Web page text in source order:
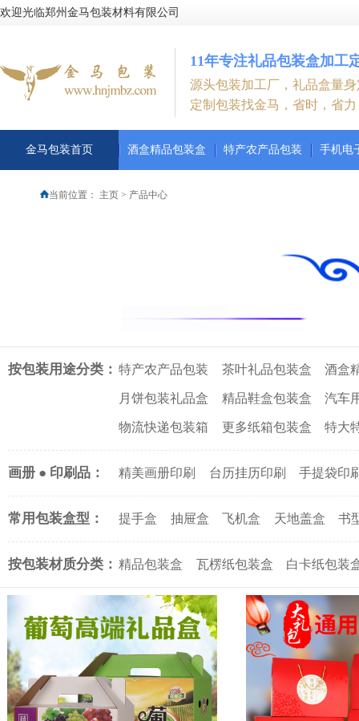
欢迎光临郑州金马包装材料有限公司
11年专注礼品包装盒加工
源头包装加工厂，礼品盒量
定制包装找金马，省时，省
金马包装首页 酒盒精品包装盒 特产农产品包装 手机电
当前位置： 主页 > 产品中心
按包装用途分类： 特产农产品包装 茶叶礼品包装盒 酒盒
月饼包装礼品盒 精品鞋盒包装盒 汽车
物流快递包装箱 更多纸箱包装盒 特大
画册 ● 印刷品： 精美画册印刷 台历挂历印刷 手提袋印
常用包装盒型： 提手盒 抽屉盒 飞机盒 天地盖盒 书
按包装材质分类： 精品包装盒 瓦楞纸包装盒 白卡纸包装